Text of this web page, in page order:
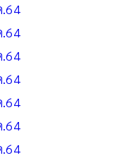
.64
.64
.64
.64
.64
.64
.64